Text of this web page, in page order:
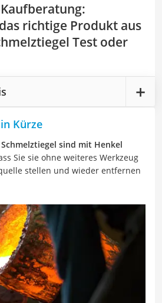
:
richtige Produkt aus
Test oder
Kürze
sind mit Henkel
Sie sie ohne weiteres Werkzeug
stellen und wieder entfernen